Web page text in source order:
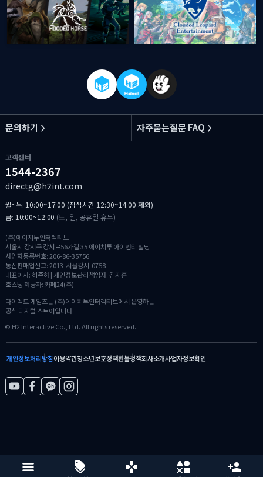
문의하기 자주묻는질문 FAQ
고객센터
1544-2367
directg@h2int.com
월~목: 10:00~17:00 (점심시간 12:30~14:00 제외)
금: 10:00~12:00 (토, 일, 공휴일 휴무)
(주)에이치투인터렉티브
서울시 강서구 강서로56가길 35 에이치투 아이앤티 빌딩
사업자등록번호: 206-86-35756
통신판매업신고: 2013-서울강서-0758
대표이사: 허준하 | 개인정보관리책임자: 김지훈
호스팅 제공자: 카페24(주)
다이렉트 게임즈는 (주)에이치투인터렉티브에서 운영하는
공식 디지털 스토어입니다.
© H2 Interactive Co., Ltd. All rights reserved.
개인정보처리방침이용약관청소년보호정책환불정책회사소개사업자정보확인